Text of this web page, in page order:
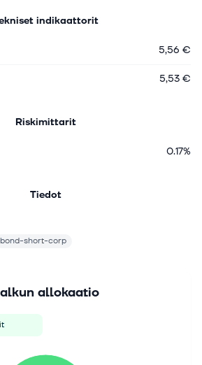
indikaattorit
5,56 €
5,53 €
Riskimittarit
0.17%
Tiedot
bond-short-corp
allokaatio